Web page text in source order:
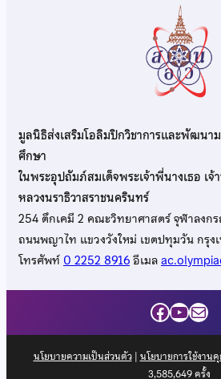
มูลนิธิส่งเสริมโอลิมปิกวิชาการและพัฒนา
ศึกษา
ในพระอุปถัมภ์สมเด็จพระเจ้าพี่นางเธอ เ
หลวงนราธิวาสราชนครินทร์
254 ตึกเคมี 2 คณะวิทยาศาสตร์ จุฬาลงก
ถนนพญาไท แขวงวังใหม่ เขตปทุมวัน กรุง
โทรศัพท์0 2252 8916อีเมล
Facebook
Mail
นโยบายความเป็นส่วนตัว| นโยบายการใช้งาน
3,585,649ครั้ง